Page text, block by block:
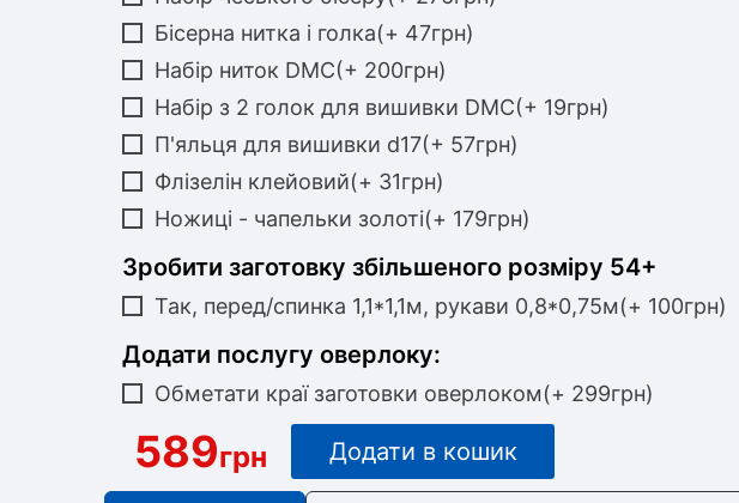
Бісерна нитка і голка(+ 47грн)
Набір ниток DMC(+ 200грн)
Набір з 2 голок для вишивки DMC(+ 19грн)
П'яльця для вишивки d17(+ 57грн)
Флізелін клейовий(+ 31грн)
Ножиці - чапельки золоті(+ 179грн)
Зробити заготовку збільшеного розміру 54+
Так, перед/спинка 1,1*1,1м, рукави 0,8*0,75м(+ 100грн)
Додати послугу оверлоку:
Обметати краї заготовки оверлоком(+ 299грн)
589грн Додати в кошик